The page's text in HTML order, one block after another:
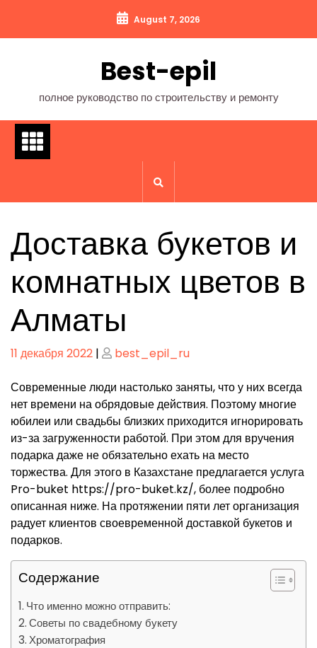
содержимому
August 7, 2026
Best-epil
полное руководство по строительству и ремонту
Доставка букетов и
комнатных цветов в
Алматы
Опубликовано
11 декабря 2022 | Опубликовано
best_epil_ru
Современные люди настолько заняты, что у них всегда
нет времени на обрядовые действия. Поэтому многие
юбилеи или свадьбы близких приходится игнорировать
из-за загруженности работой. При этом для вручения
подарка даже не обязательно ехать на место
торжества. Для этого в Казахстане предлагается услуга
Pro-buket https://pro-buket.kz/, более подробно
описанная ниже. На протяжении пяти лет организация
радует клиентов своевременной доставкой букетов и
подарков.
Содержание
Что именно можно отправить:
Советы по свадебному букету
Хроматография